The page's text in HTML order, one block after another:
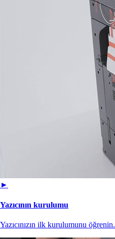
►
Yazıcının kurulumu
Yazıcınızın ilk kurulumunu öğrenin.